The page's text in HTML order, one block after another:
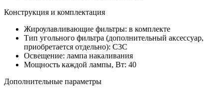
Конструкция и комплектация
Жироулавливающие фильтры: в комплекте
Тип угольного фильтра (дополнительный аксессуар,
приобретается отдельно): C3C
Освещение: лампа накаливания
Мощность каждой лампы, Вт: 40
Дополнительные параметры